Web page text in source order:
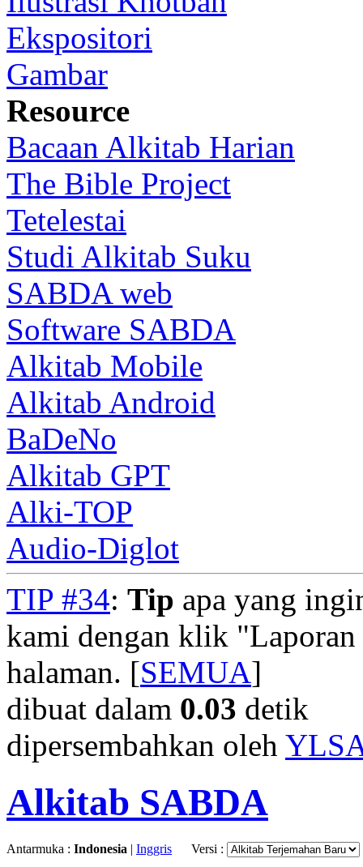
Ekspositori
Gambar
Resource
Bacaan Alkitab Harian
The Bible Project
Tetelestai
Studi Alkitab Suku
SABDA web
Software SABDA
Alkitab Mobile
Alkitab Android
BaDeNo
Alkitab GPT
Alki-TOP
Audio-Diglot
TIP #34: Tip apa yang
kami dengan klik "Laporan
halaman. [SEMUA]
dibuat dalam 0.03 detik
dipersembahkan oleh
Alkitab SABDA
Antarmuka : Indonesia | Inggris Versi :